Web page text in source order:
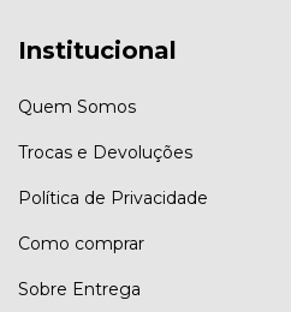
Institucional
Quem Somos
Trocas e Devoluções
Política de Privacidade
Como comprar
Sobre Entrega